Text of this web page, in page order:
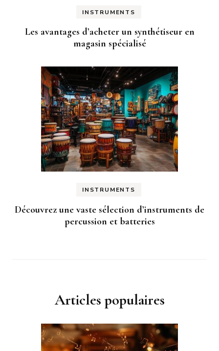
INSTRUMENTS
Les avantages d’acheter un synthétiseur en
magasin spécialisé
INSTRUMENTS
Découvrez une vaste sélection d’instruments de
percussion et batteries
Articles populaires